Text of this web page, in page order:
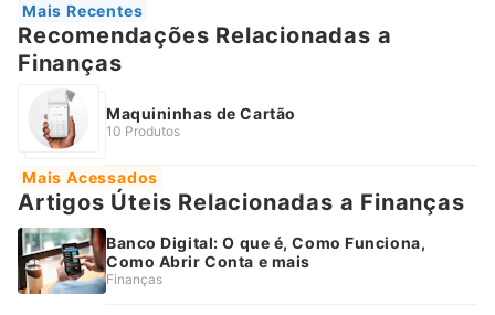
Mais Recentes
Recomendações Relacionadas a
Finanças
Maquininhas de Cartão
10 Produtos
Mais Acessados
Artigos Úteis Relacionadas a Finanças
Banco Digital: O que é, Como Funciona,
Como Abrir Conta e mais
Finanças